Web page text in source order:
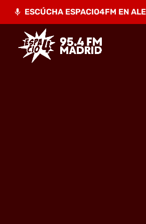
mic ESCÚCHA ESPACIO4FM EN